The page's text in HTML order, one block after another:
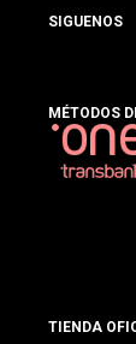
SIGUENOS
MÉTODOS
TIENDA